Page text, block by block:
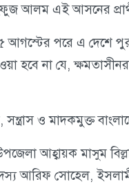
আলম এই আসনের
পরে এ দেশে
হবে না যে,
সন্ত্রাস ও মাদকমুক্ত
আহ্বায়ক মাসুম
আরিফ সোহেল,